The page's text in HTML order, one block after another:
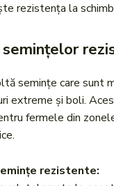
rezistența la
semințe care sunt
extreme și boli.
fermele din
rezistente: